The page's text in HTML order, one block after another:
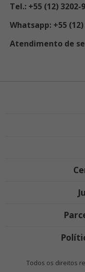
Tel.: +55 (12) 3202-
Whatsapp: +55 (12)
Atendimento de
Todos os direitos